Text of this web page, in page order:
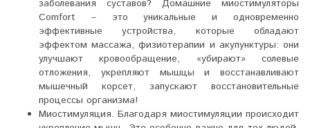
заболевания суставов? Домашние миостимуляторы
Comfort – это уникальные и одновременно
эффективные устройства, которые обладают
эффектом массажа, физиотерапии и акупунктуры: они
улучшают кровообращение, «убирают» солевые
отложения, укрепляют мышцы и восстанавливают
мышечный корсет, запускают восстановительные
процессы организма!
Миостимуляция. Благодаря миостимуляции происходит